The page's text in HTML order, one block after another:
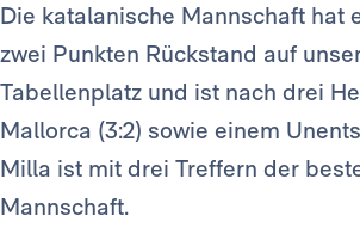
Die katalanische Mannschaft
zwei Punkten Rückstand auf
Tabellenplatz und ist nach drei
Mallorca (3:2) sowie einem
Milla ist mit drei Treffern der
Mannschaft.